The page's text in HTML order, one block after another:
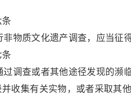
物质文化遗产调查，应当征
调查或者其他途径发现的濒
并收集有关实物，或者采取其